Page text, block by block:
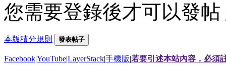
您需要登錄後才可以發帖
本版積分規則 發表帖子
Facebook|YouTube|LayerStack|手機版|若要引述本站內容，必須